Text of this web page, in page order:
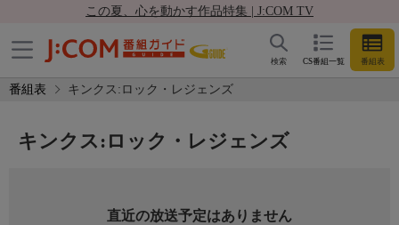
この夏、心を動かす作品特集 | J:COM TV
CS番組一覧 番組表
検索
番組表 キンクス:ロック・レジェンズ
キンクス:ロック・レジェンズ
直近の放送予定はありません